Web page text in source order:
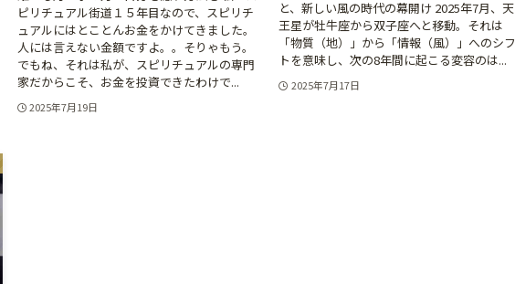
ピリチュアル街道１５年目なので、スピリチ
ュアルにはとことんお金をかけてきました。
人には言えない金額ですよ。。そりゃもう。
でもね、それは私が、スピリチュアルの専門
家だからこそ、お金を投資できたわけで...
2025年7月19日
と、新しい風の時代の幕開け 2025年7月、天
王星が牡牛座から双子座へと移動。それは
「物質（地）」から「情報（風）」へのシフ
トを意味し、次の8年間に起こる変容のは...
2025年7月17日